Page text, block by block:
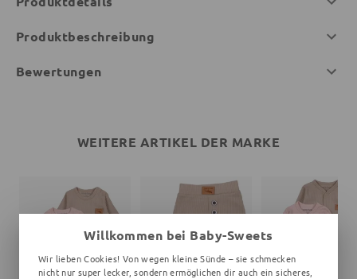
Produktbeschreibung
Bewertungen
WEITERE ARTIKEL DER MARKE
Willkommen bei Baby-Sweets
Wir lieben Cookies! Von wegen kleine Sünde – sie schmecken
nicht nur super lecker, sondern ermöglichen dir auch ein sicheres,